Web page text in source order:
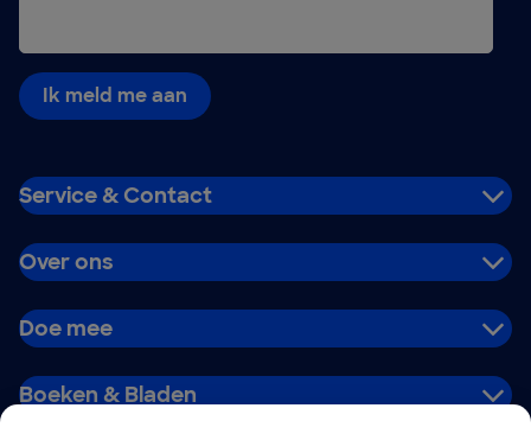
Ik meld me aan
Service & Contact
Over ons
Doe mee
Boeken & Bladen